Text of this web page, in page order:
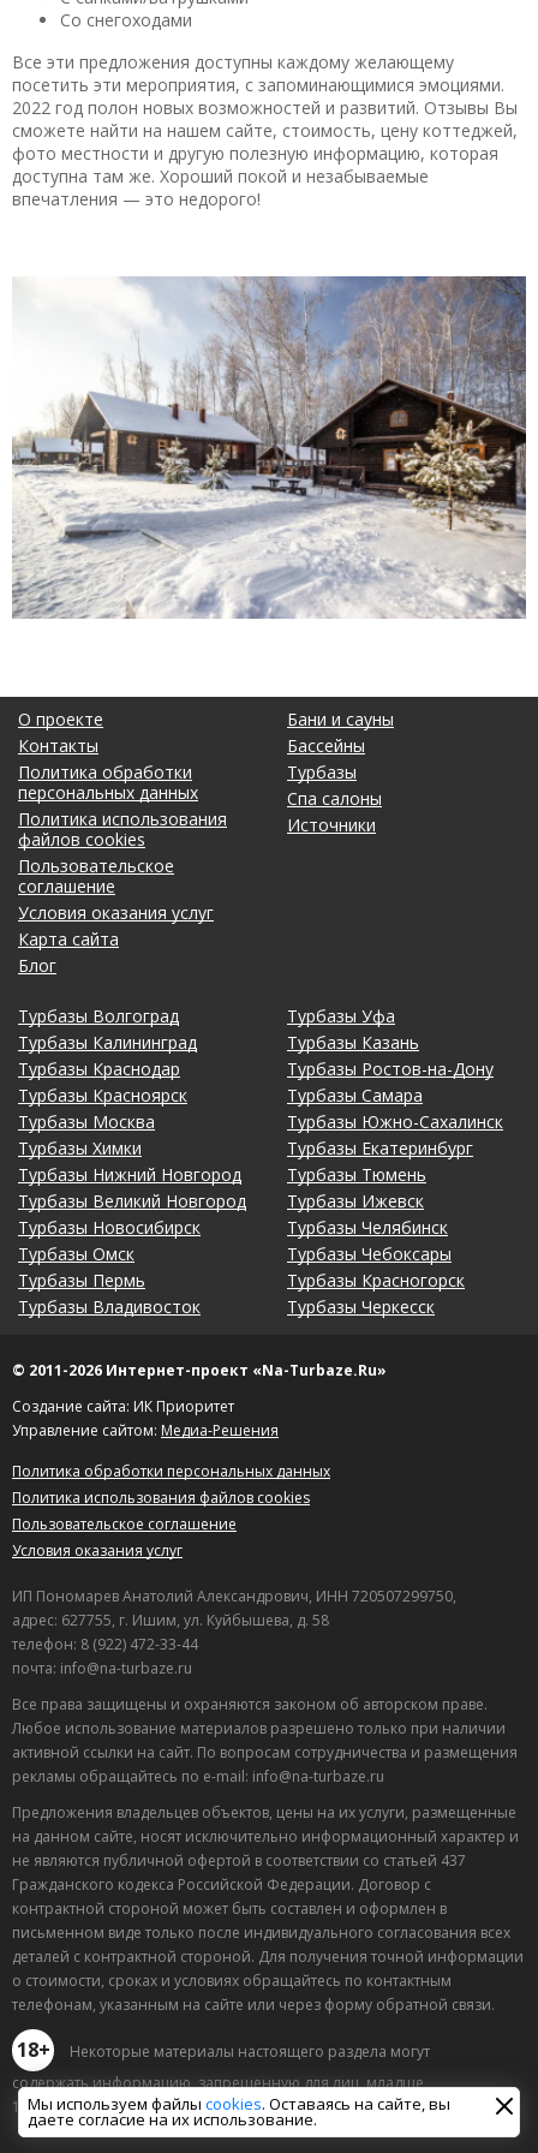
13.04.2020 в 23:46
Красивый русский город, длом уютный, кормили очень
вкусно) остались довольны!
Полезный отзыв? Да(0) Нет(0)
Альвин о База отдыха «Озёрки»
красиво. Действительно можно отдохнуть эмоционально.
Домики небольшие, но комфортные, теплые.
Внимательный персонал., если возникали какие-то вопросы
быстро их решали. Неплохая баня и недорогая. Приедем
еще как-нибудь!
Полезный отзыв? Да(0) Нет(1)
9,3
Со снегоходами
Все эти предложения доступны каждому желающему
посетить эти мероприятия, с запоминающимися эмоциями.
2022 год полон новых возможностей и развитий. Отзывы Вы
сможете найти на нашем сайте, стоимость, цену коттеджей,
фото местности и другую полезную информацию, которая
доступна там же. Хороший покой и незабываемые
впечатления — это недорого!
О проекте
Контакты
Политика обработки
персональных данных
Политика использования
файлов cookies
Пользовательское
соглашение
Условия оказания услуг
Карта сайта
Блог
Бани и сауны
Бассейны
Турбазы
Спа салоны
Источники
Турбазы Волгоград
Турбазы Калининград
Турбазы Краснодар
Турбазы Красноярск
Турбазы Москва
Турбазы Химки
Турбазы Нижний Новгород
Турбазы Великий Новгород
Турбазы Новосибирск
Турбазы Омск
Турбазы Пермь
Турбазы Владивосток
Турбазы Уфа
Турбазы Казань
Турбазы Ростов-на-Дону
Турбазы Самара
Турбазы Южно-Сахалинск
Турбазы Екатеринбург
Турбазы Тюмень
Турбазы Ижевск
Турбазы Челябинск
Турбазы Чебоксары
Турбазы Красногорск
Турбазы Черкесск
© 2011-2026 Интернет-проект «Na-Turbaze.Ru»
Создание сайта: ИК Приоритет
Управление сайтом: Медиа-Решения
Политика обработки персональных данных
Политика использования файлов cookies
Пользовательское соглашение
Условия оказания услуг
ИП Пономарев Анатолий Александрович, ИНН 720507299750,
адрес: 627755, г. Ишим, ул. Куйбышева, д. 58
телефон: 8 (922) 472-33-44
почта: info@na-turbaze.ru
Все права защищены и охраняются законом об авторском праве.
Любое использование материалов разрешено только при наличии
активной ссылки на сайт. По вопросам сотрудничества и размещения
рекламы обращайтесь по e-mail: info@na-turbaze.ru
Предложения владельцев объектов, цены на их услуги, размещенные
на данном сайте, носят исключительно информационный характер и
не являются публичной офертой в соответствии со статьей 437
Гражданского кодекса Российской Федерации. Договор с
контрактной стороной может быть составлен и оформлен в
письменном виде только после индивидуального согласования всех
деталей с контрактной стороной. Для получения точной информации
о стоимости, сроках и условиях обращайтесь по контактным
телефонам, указанным на сайте или через форму обратной связи.
18+
Некоторые материалы настоящего раздела могут
содержать информацию, запрещенную для лиц, младше
18 лет.
Мы используем файлы cookies. Оставаясь на сайте, вы
даете согласие на их использование.